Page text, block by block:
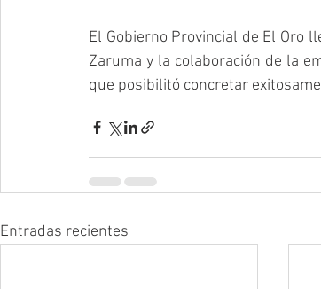
El Gobierno Provincial de El Oro
Zaruma y la colaboración de la
que posibilitó concretar
Entradas recientes